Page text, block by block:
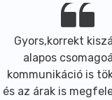
Gyors,korrekt
alapos
kommunikáció is
és az árak is